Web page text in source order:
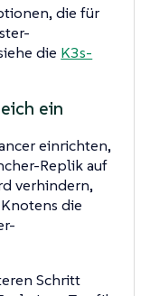
die für
die K3s-
ein
einrichten,
Replik auf
verhindern,
die
Schritt